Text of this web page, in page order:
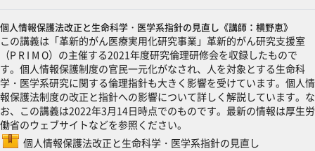
個人情報保護法改正と生命科学・医学系指針の見直し《講師：横野恵》
この講義は「革新的がん医療実用化研究事業」革新的がん研究支援室
（P R I M O）の主催する2021年度研究倫理研修会を収録したもので
す。個人情報保護制度の官民一元化がなされ、人を対象とする生命科
学・医学系研究に関する倫理指針も大きく影響を受けています。個人情
報保護法制度の改正と指針への影響について詳しく解説しています。な
お、この講義は2022年3月14日時点でのものです。最新の情報は厚生労
働省のウェブサイトなどを参照ください。
個人情報保護法改正と生命科学・医学系指針の見直しSCORMパッケー